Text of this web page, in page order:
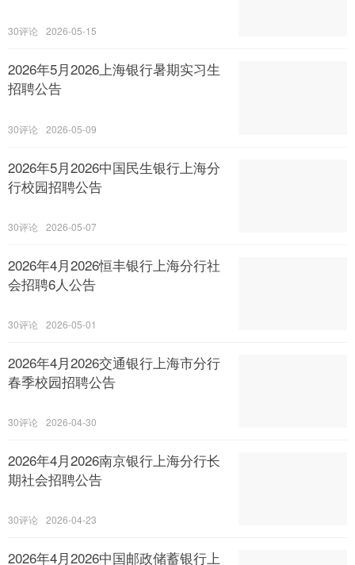
30 2026-05-15
2026年5月2026上海银行暑期实习生
招聘公告
30 2026-05-09
2026年5月2026中国民生银行上海分
行校园招聘公告
30 2026-05-07
2026年4月2026恒丰银行上海分行社
会招聘6人公告
30 2026-05-01
2026年4月2026交通银行上海市分行
春季校园招聘公告
30 2026-04-30
2026年4月2026南京银行上海分行长
期社会招聘公告
30 2026-04-23
2026年4月2026中国邮政储蓄银行上